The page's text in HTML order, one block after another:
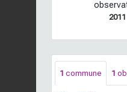
2011
1 commune 1